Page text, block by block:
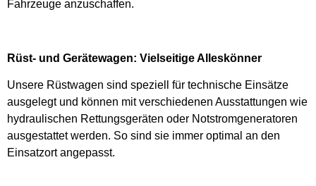
Fahrzeuge anzuschaffen.
Rüst- und Gerätewagen: Vielseitige Alleskönner
Unsere Rüstwagen sind speziell für technische Einsätze
ausgelegt und können mit verschiedenen Ausstattungen wie
hydraulischen Rettungsgeräten oder Notstromgeneratoren
ausgestattet werden. So sind sie immer optimal an den
Einsatzort angepasst.